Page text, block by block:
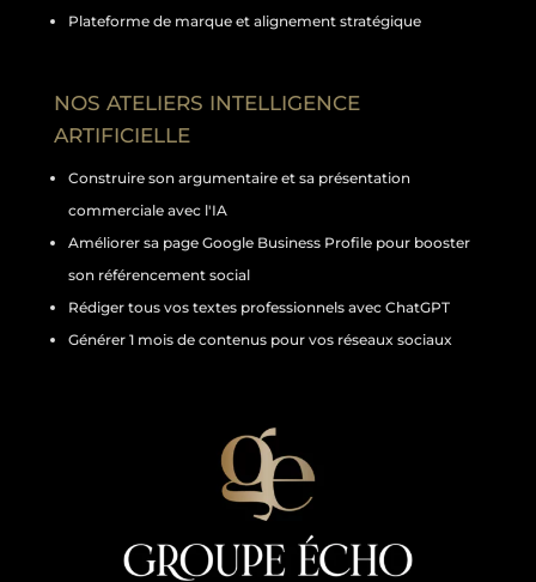
Plateforme de marque et alignement stratégique
NOS ATELIERS INTELLIGENCE
ARTIFICIELLE
Construire son argumentaire et sa présentation
commerciale avec l'IA
Améliorer sa page Google Business Profile pour booster
son référencement social
Rédiger tous vos textes professionnels avec ChatGPT
Générer 1 mois de contenus pour vos réseaux sociaux